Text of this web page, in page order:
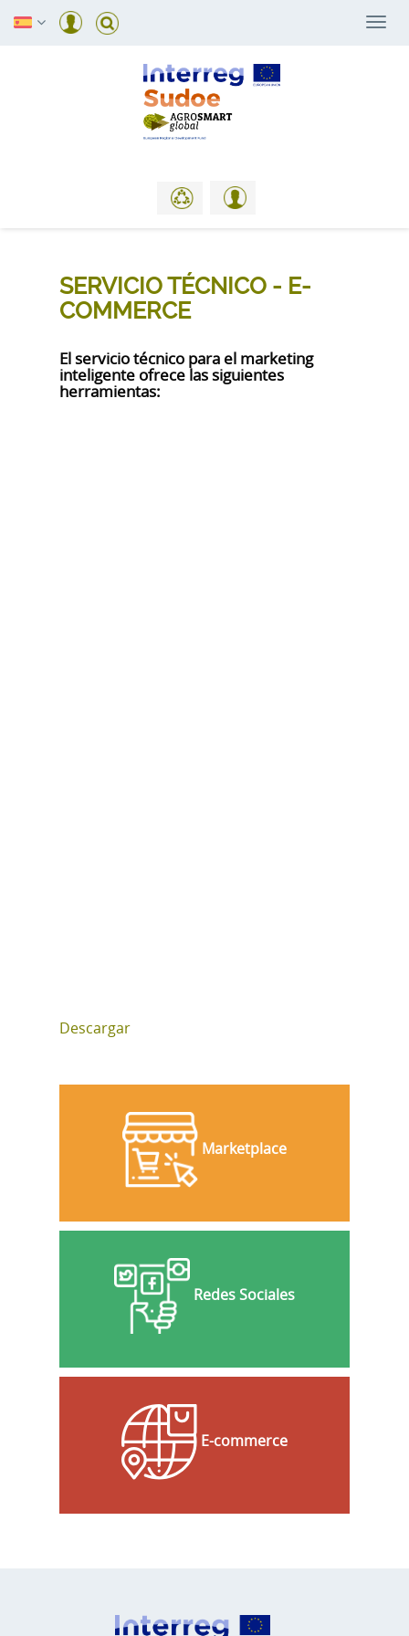
SERVICIO TÉCNICO - E-
COMMERCE
El servicio técnico para el marketing
inteligente ofrece las siguientes
herramientas:
Descargar
Marketplace
Redes Sociales
E-commerce